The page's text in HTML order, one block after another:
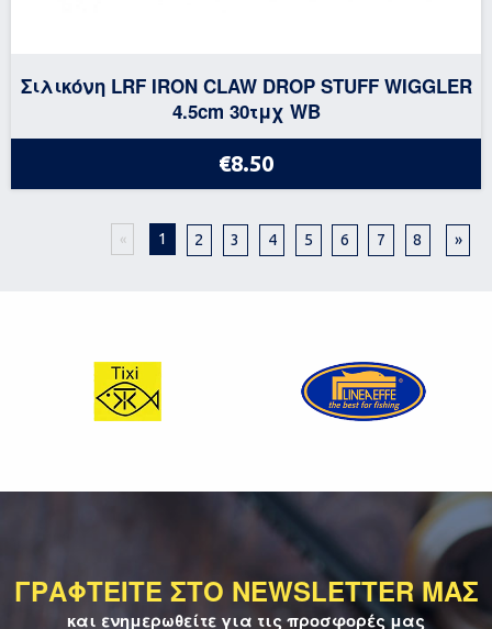
Σιλικόνη LRF IRON CLAW DROP STUFF WIGGLER
4.5cm 30τμχ WB
€8.50
« 1 2 3 4 5 6 7 8 »
ΓΡΑΦΤΕΙΤΕ ΣΤΟ NEWSLETTER ΜΑΣ
και ενημερωθείτε για τις προσφορές μας